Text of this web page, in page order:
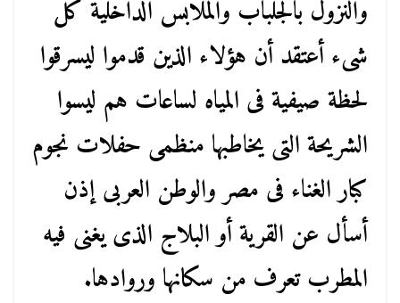
والنزول بالجلباب والملابس الداخلية كل
شىء أعتقد أن هؤلاء الذين قدموا ليسرقوا
لحظة صيفية فى المياه لساعات هم ليسوا
الشريحة التى يخاطبها منظمى حفلات نجوم
كبار الغناء فى مصر والوطن العربى إذن
أسأل عن القرية أو البلاج الذى يغنى فيه
المطرب تعرف من سكانها وروادها.